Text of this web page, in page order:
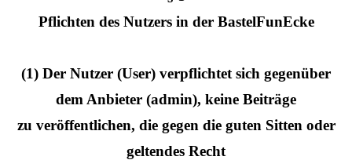
Pflichten des Nutzers in der BastelFunEcke
(1) Der Nutzer (User) verpflichtet sich gegenüber
dem Anbieter (admin), keine Beiträge
zu veröffentlichen, die gegen die guten Sitten oder
geltendes Recht